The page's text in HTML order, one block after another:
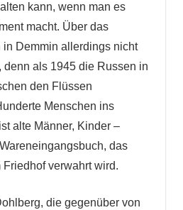
kann, wenn man es
macht. Über das
in Demmin allerdings nicht
denn als 1945 die Russen in
den Flüssen
Menschen ins
alte Männer, Kinder –
das
verwahrt wird.
die gegenüber von